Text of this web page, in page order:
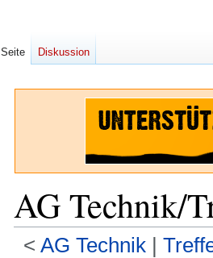
AG Technik/
< AG Technik‎ |
Seite Diskussion